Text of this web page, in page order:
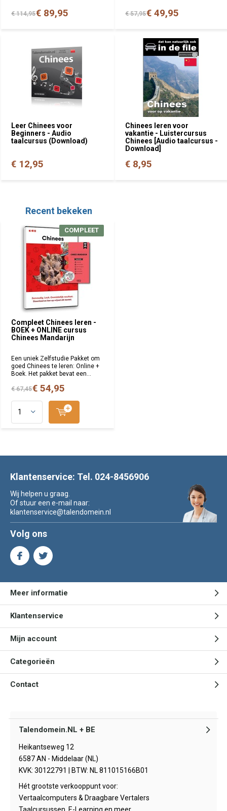
€ 114,95€ 89,95 € 57,95€ 49,95
Leer Chinees voor
Beginners - Audio
taalcursus (Download)
€ 12,95
Chinees leren voor
vakantie - Luistercursus
Chinees [Audio taalcursus -
Download]
€ 8,95
Recent bekeken
Compleet Chinees leren -
BOEK + ONLINE cursus
Chinees Mandarijn
COMPLEET
Een uniek Zelfstudie Pakket om
goed Chinees te leren: Online +
Boek. Het pakket bevat een...
€ 67,45€ 54,95
Klantenservice: Tel. 024-8456906
Wij helpen u graag.
Of stuur een e-mail naar:
klantenservice@talendomein.nl
Volg ons
Meer informatie
Klantenservice
Mijn account
Categorieën
Contact
Talendomein.NL + BE
Heikantseweg 12
6587 AN - Middelaar (NL)
KVK: 30122791 | BTW: NL 811015166B01
Hét grootste verkooppunt voor:
Vertaalcomputers & Draagbare Vertalers
Taalcursussen, E-Learning en meer.